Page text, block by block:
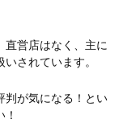
直営店はなく、主に
されています。
判が気になる！とい